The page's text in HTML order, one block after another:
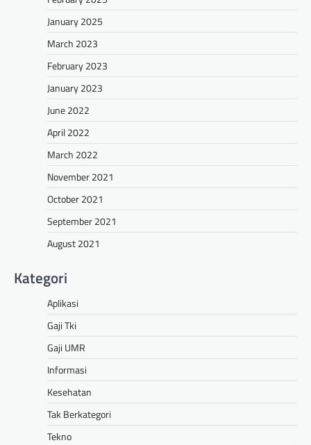
January 2025
March 2023
February 2023
January 2023
June 2022
April 2022
March 2022
November 2021
October 2021
September 2021
August 2021
Kategori
Aplikasi
Gaji Tki
Gaji UMR
Informasi
Kesehatan
Tak Berkategori
Tekno